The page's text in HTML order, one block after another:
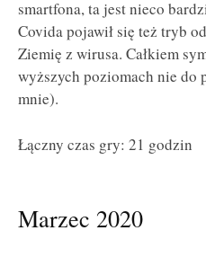
smartfona, ta jest nieco
Covida pojawił się też tryb
Ziemię z wirusa. Całkiem
wyższych poziomach nie
mnie).
Łączny czas gry: 21 godzin
Marzec 2020